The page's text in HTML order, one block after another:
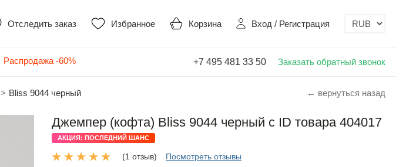
Отследить заказ Избранное Корзина Вход / Регистрация
Распродажа -60% +7 495 481 33 50 Заказать обратный звонок
> Bliss 9044 черный ← вернуться назад
Джемпер (кофта) Bliss 9044 черный с ID товара 404017
АКЦИЯ: ПОСЛЕДНИЙ ШАНС
(1 отзыв) Посмотреть отзывы